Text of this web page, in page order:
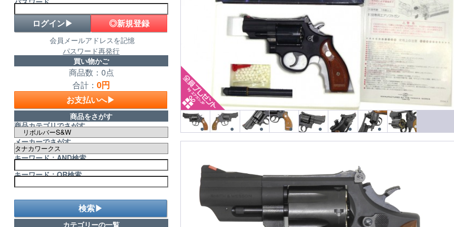
◎新規登録
会員メールアドレスを記憶
パスワード再発行
買い物かご
商品数：0点
合計： 0円
お支払いへ▶
商品をさがす
商品カテゴリでさがす
メーカーでさがす
キーワード：AND検索
キーワード：OR検索
検索▶
カテゴリーの一覧